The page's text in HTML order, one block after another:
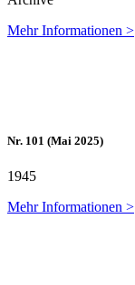
Mehr In­for­ma­tio­nen >
Nr. 101 (Mai 2025)
1945
Mehr In­for­ma­tio­nen >